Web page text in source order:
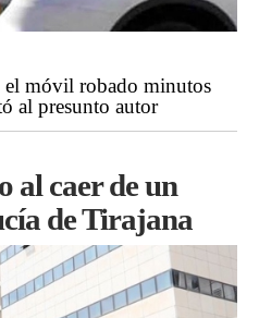
móvil robado minutos
al presunto autor
al caer de un
de Tirajana